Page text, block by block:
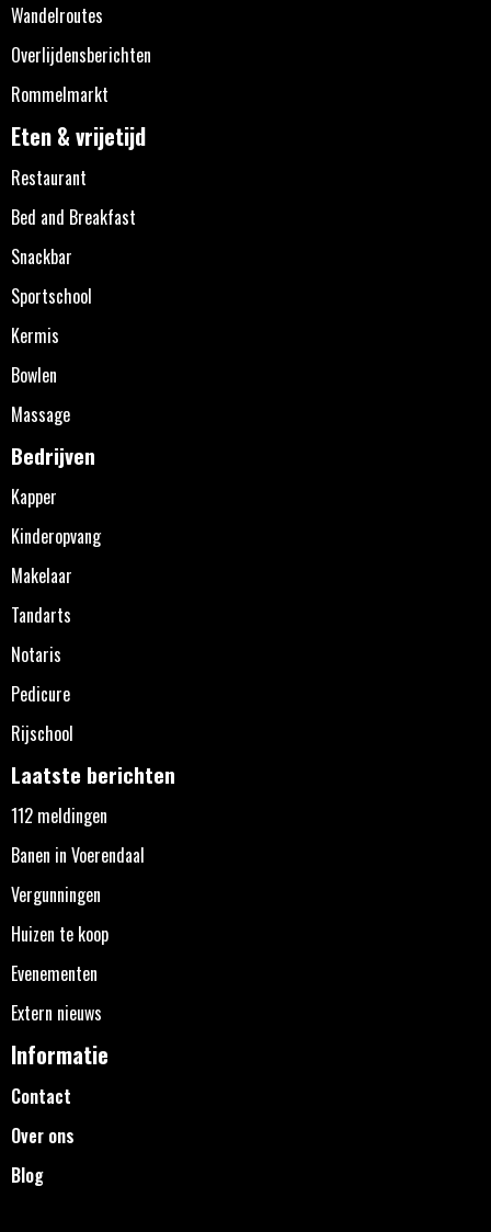
Wandelroutes
Overlijdensberichten
Rommelmarkt
Eten & vrijetijd
Restaurant
Bed and Breakfast
Snackbar
Sportschool
Kermis
Bowlen
Massage
Bedrijven
Kapper
Kinderopvang
Makelaar
Tandarts
Notaris
Pedicure
Rijschool
Laatste berichten
112 meldingen
Banen in Voerendaal
Vergunningen
Huizen te koop
Evenementen
Extern nieuws
Informatie
Contact
Over ons
Blog